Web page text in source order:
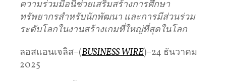
ความร่วมมือนี้ช่วยเสริมสร้างการศึกษา
ทรัพยากรสำหรับนักพัฒนา และการมีส่วนร่วม
ระดับโลกในงานสร้างเกมที่ใหญ่ที่สุดในโลก
ลอสแอนเจลิส–(BUSINESS WIRE)–24 ธันวาคม
2025